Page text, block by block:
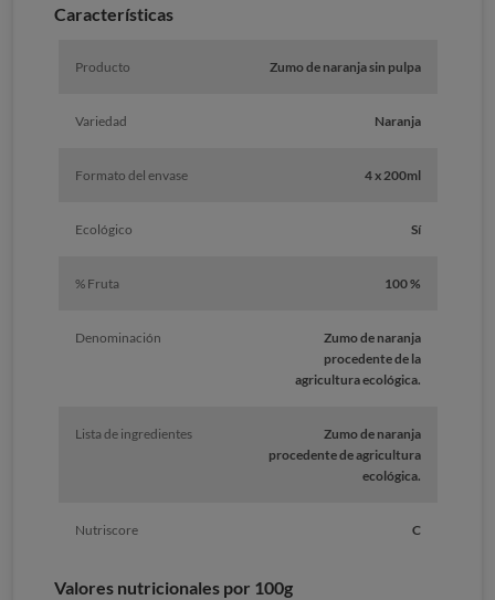
Características
Producto Zumo de naranja sin pulpa
Variedad Naranja
Formato del envase 4 x 200ml
Ecológico Sí
% Fruta 100 %
Denominación
Zumo de naranja
procedente de la
agricultura ecológica.
Lista de ingredientes
Zumo de naranja
procedente de agricultura
ecológica.
Nutriscore C
Valores nutricionales por 100g